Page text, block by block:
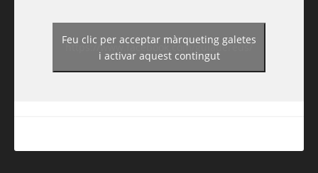
https://www.facebook.com/guiadereus/
Feu clic per acceptar màrqueting galetes
i activar aquest contingut